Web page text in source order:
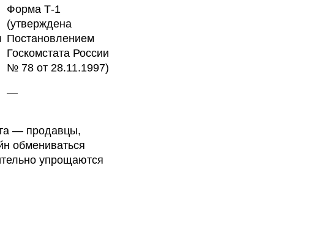
Форма Т-1
(утверждена
Постановлением
Госкомстата России
№ 78 от 28.11.1997)
—
— продавцы,
обмениваться
упрощаются